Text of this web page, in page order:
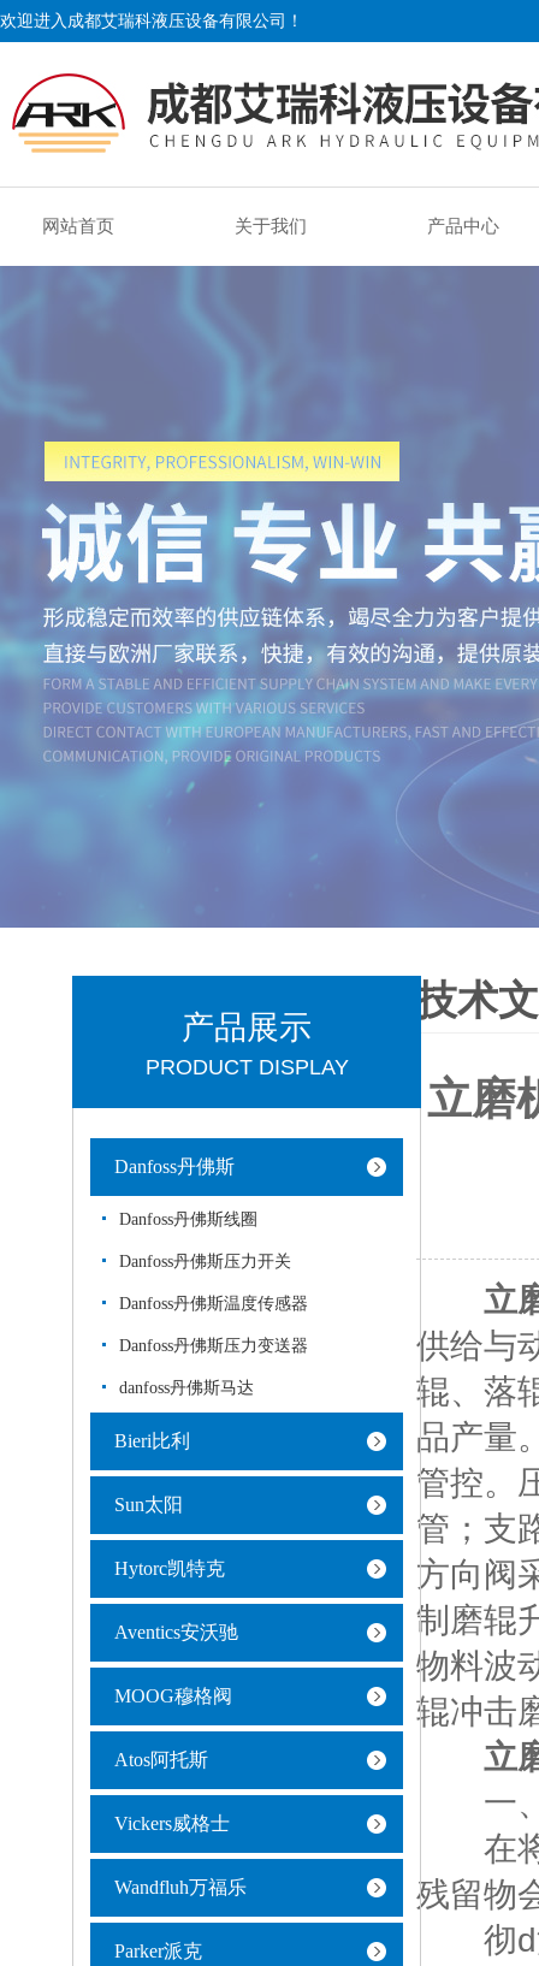
欢迎进入成都艾瑞科液压设备有限公司！
网站首页 关于我们 产品中心
产品展示
PRODUCT DISPLAY
Danfoss丹佛斯
Danfoss丹佛斯线圈
Danfoss丹佛斯压力开关
Danfoss丹佛斯温度传感器
Danfoss丹佛斯压力变送器
danfoss丹佛斯马达
Bieri比利
Sun太阳
Hytorc凯特克
Aventics安沃驰
MOOG穆格阀
Atos阿托斯
Vickers威格士
Wandfluh万福乐
Parker派克
技术
立磨
立
供给与
辊、落
品产量
管控。
管；支
方向阀
制磨辊
物料波
辊冲击
立
一、
在将
残留物
彻d